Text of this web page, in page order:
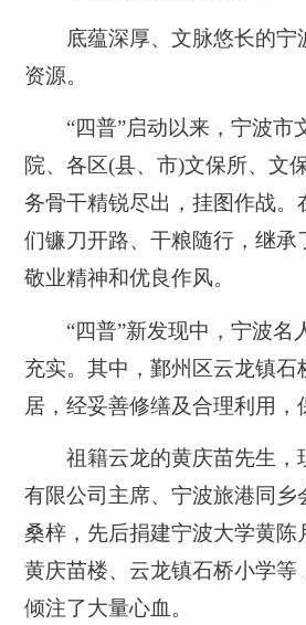
底蕴深厚、文脉悠长的宁
资源。
“四普”启动以来，宁波市
院、各区(县、市)文保所、文
务骨干精锐尽出，挂图作战。
们镰刀开路、干粮随行，继承
敬业精神和优良作风。
“四普”新发现中，宁波名
充实。其中，鄞州区云龙镇石
居，经妥善修缮及合理利用，
祖籍云龙的黄庆苗先生，
有限公司主席、宁波旅港同乡
桑梓，先后捐建宁波大学黄陈
黄庆苗楼、云龙镇石桥小学等
倾注了大量心血。